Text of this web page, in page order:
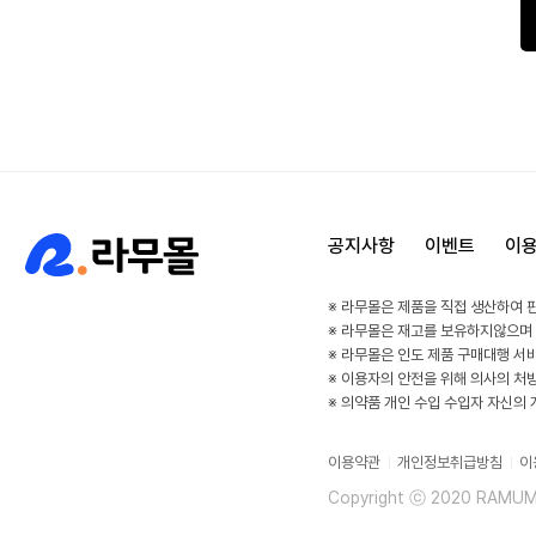
공지사항 이벤트 이
※ 라무몰은 제품을 직접 생산하여
※ 라무몰은 재고를 보유하지않으
※ 라무몰은 인도 제품 구매대행 서
※ 이용자의 안전을 위해 의사의 처
※ 의약품 개인 수입 수입자 자신의
이용약관 개인정보취급방침
Copyright ⓒ 2020